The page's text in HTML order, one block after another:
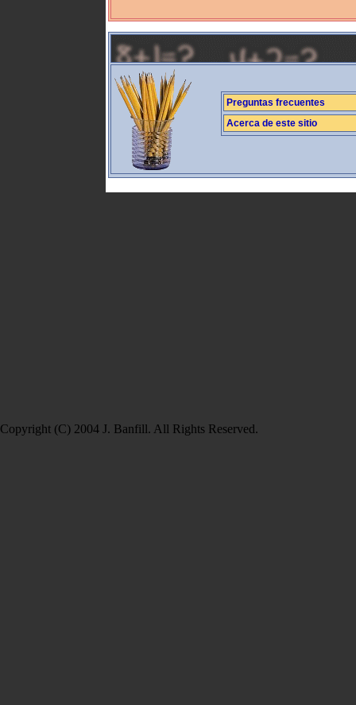
Preguntas frecuentes
Acerca de este sitio
Copyright (C) 2004 J. Banfill. All Rights Reserved.